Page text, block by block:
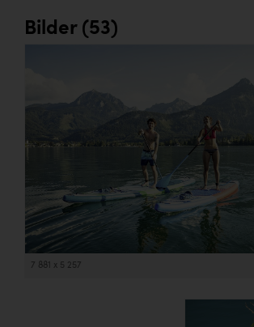
Bilder (53)
7 881 x 5 257